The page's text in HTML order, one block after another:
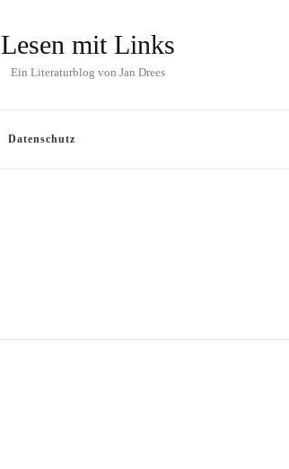
Lesen mit Links
Ein Literaturblog von Jan Drees
Datenschutz